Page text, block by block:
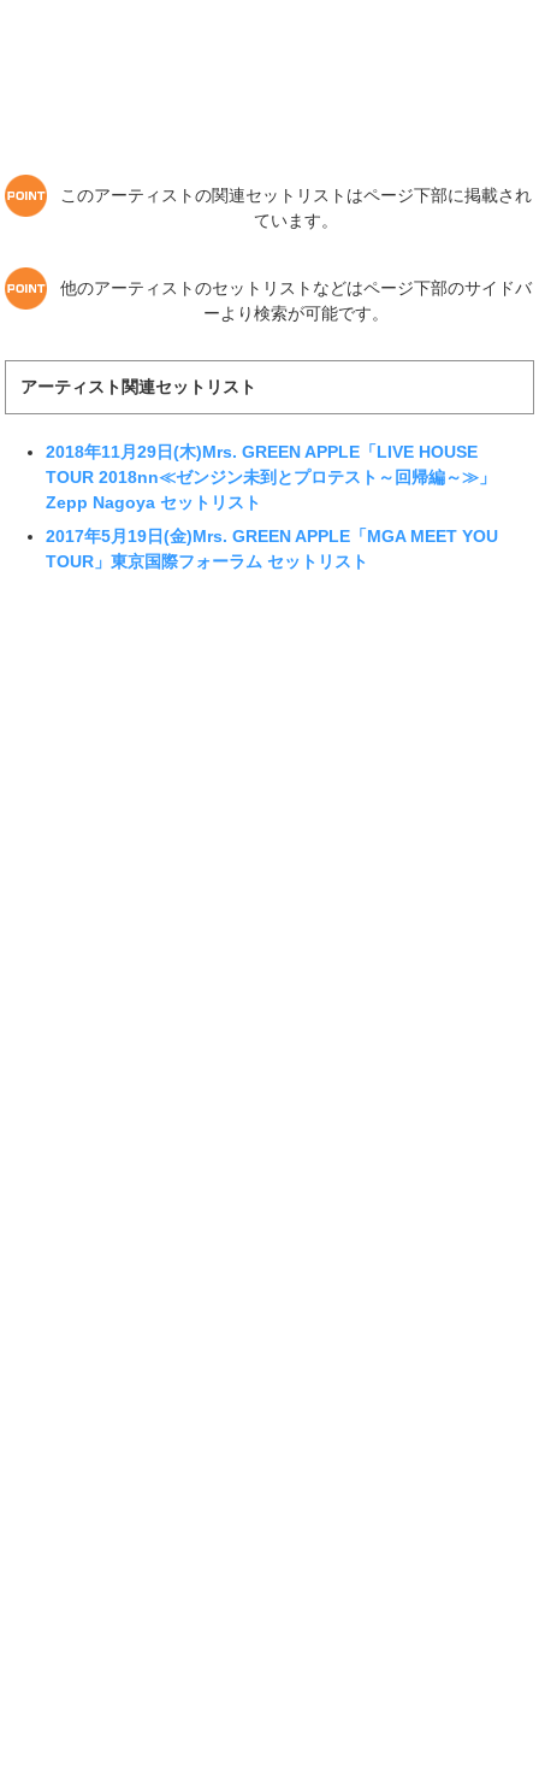
このアーティストの関連セットリストはページ下部に掲載され
ています。
他のアーティストのセットリストなどはページ下部のサイドバ
ーより検索が可能です。
アーティスト関連セットリスト
2018年11月29日(木)Mrs. GREEN APPLE「LIVE HOUSE
TOUR 2018nn≪ゼンジン未到とプロテスト～回帰編～≫」
Zepp Nagoya セットリスト
2017年5月19日(金)Mrs. GREEN APPLE「MGA MEET YOU
TOUR」東京国際フォーラム セットリスト